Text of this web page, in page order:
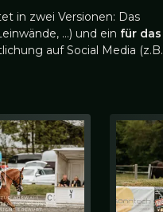
in zwei Versionen: Das
…) und ein für das
auf Social Media (z.B.